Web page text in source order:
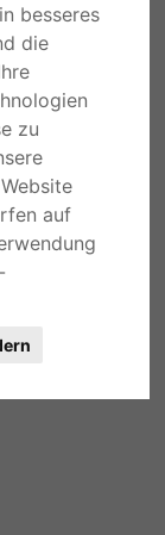
besseres
die
zu
auf